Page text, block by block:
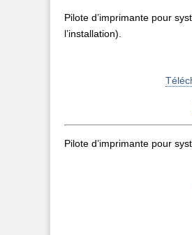
Pilote d’imprimante pour
l’installation).
Pilote d’imprimante pour